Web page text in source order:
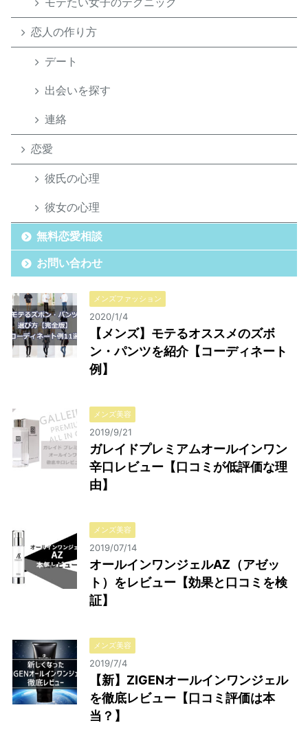
恋人の作り方
デート
出会いを探す
連絡
恋愛
彼氏の心理
彼女の心理
無料恋愛相談
お問い合わせ
メンズファッション
2020/1/4
【メンズ】モテるオススメのズボ
ン・パンツを紹介【コーディネート
例】
メンズ美容
2019/9/21
ガレイドプレミアムオールインワン
辛口レビュー【口コミが低評価な理
由】
メンズ美容
2019/07/14
オールインワンジェルAZ（アゼッ
ト）をレビュー【効果と口コミを検
証】
メンズ美容
2019/7/4
【新】ZIGENオールインワンジェル
を徹底レビュー【口コミ評価は本
当？】